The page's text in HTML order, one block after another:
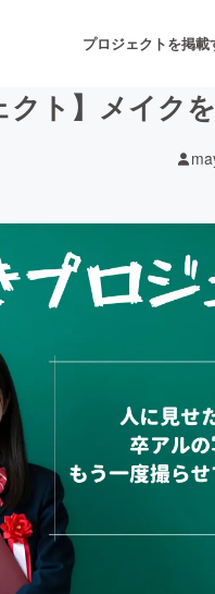
プロジェクトを掲載
音楽
クト】メイク